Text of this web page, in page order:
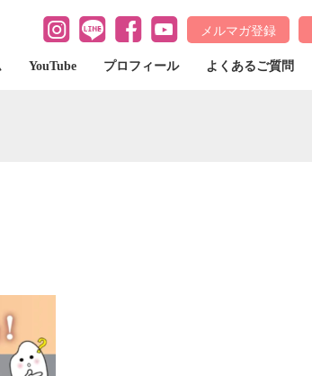
メルマガ登録
YouTube プロフィール よくあるご質問